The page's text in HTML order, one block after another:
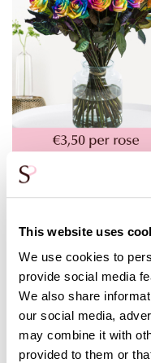
This website uses
We use cookies to
provide social media
We also share
our social media,
may combine it with
provided to them or
100 to 500 rainbow
350,-